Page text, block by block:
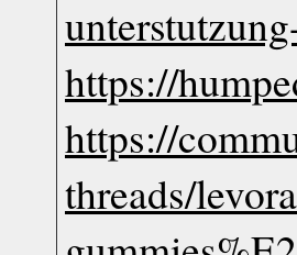
https://
https://
threads/